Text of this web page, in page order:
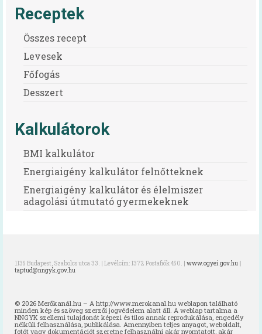
Receptek
Összes recept
Levesek
Főfogás
Desszert
Kalkulátorok
BMI kalkulátor
Energiaigény kalkulátor felnőtteknek
Energiaigény kalkulátor és élelmiszer
adagolási útmutató gyermekeknek
1135 Budapest, Szabolcs utca 33. | Levélcím: 1372 Postafiók 450. | www.ogyei.gov.hu |
taptud@nngyk.gov.hu
© 2026 Merőkanál.hu – A http://www.merokanal.hu weblapon található
minden kép és szöveg szerzői jogvédelem alatt áll. A weblap tartalma a
NNGYK szellemi tulajdonát képezi és tilos annak reprodukálása, engedély
nélküli felhasználása, publikálása. Amennyiben teljes anyagot, weboldalt,
fotót vagy dokumentációt szeretne felhasználni akár nyomtatott, akár